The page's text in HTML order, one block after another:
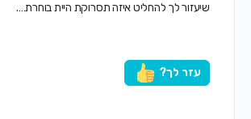
שיעזור לך להחליט איזה תסרוקת היית בוחרת….
עזר לך?